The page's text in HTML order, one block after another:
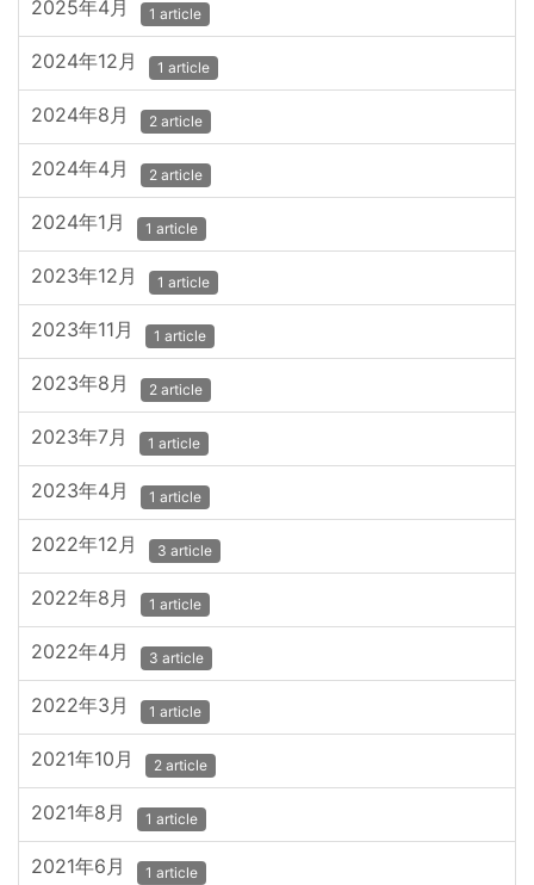
2025年4月 1 article
2024年12月 1 article
2024年8月 2 article
2024年4月 2 article
2024年1月 1 article
2023年12月 1 article
2023年11月 1 article
2023年8月 2 article
2023年7月 1 article
2023年4月 1 article
2022年12月 3 article
2022年8月 1 article
2022年4月 3 article
2022年3月 1 article
2021年10月 2 article
2021年8月 1 article
2021年6月 1 article